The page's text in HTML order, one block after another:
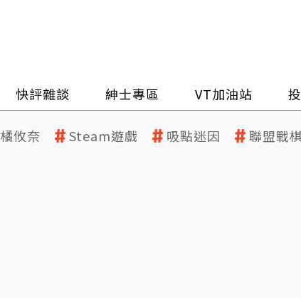
快評雜談 紳士專區 VT加油站
橘攸奈 Steam遊戲 吸點迷因 聯盟戰